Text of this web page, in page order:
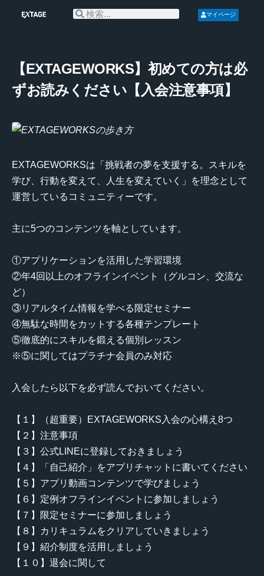
マイページ
【EXTAGEWORKS】初めての方は必
ずお読みください【入会注意事項】
EXTAGEWORKSは「挑戦者の夢を支援する。スキルを
学び、行動を変えて、人生を変えていく」を理念として
運営しているコミュニティーです。
主に5つのコンテンツを軸としています。
①アプリケーションを活用した学習環境
②年4回以上のオフラインイベント（グルコン、交流な
ど）
③リアルタイム情報を学べる限定セミナー
④無駄な時間をカットする各種テンプレート
⑤徹底的にスキルを鍛える個別レッスン
※⑤に関してはプラチナ会員のみ対応
入会したら以下を必ず読んでおいてください。
【１】（超重要）EXTAGEWORKS入会の心構え8つ
【２】注意事項
【３】公式LINEに登録しておきましょう
【４】「自己紹介」をアプリチャットに書いてください
【５】アプリ動画コンテンツで学びましょう
【６】定例オフラインイベントに参加しましょう
【７】限定セミナーに参加しましょう
【８】カリキュラムをクリアしていきましょう
【９】紹介制度を活用しましょう
【１０】退会に関して